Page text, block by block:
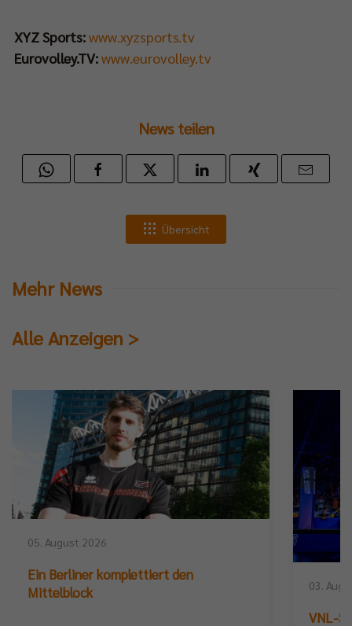
XYZ Sports:www.xyzsports.tv
Eurovolley.TV:www.eurovolley.tv
News teilen
Übersicht
Mehr News
Alle Anzeigen >
05. August 2026
Ein Berliner komplettiert den
Mittelblock
03.
VNL-